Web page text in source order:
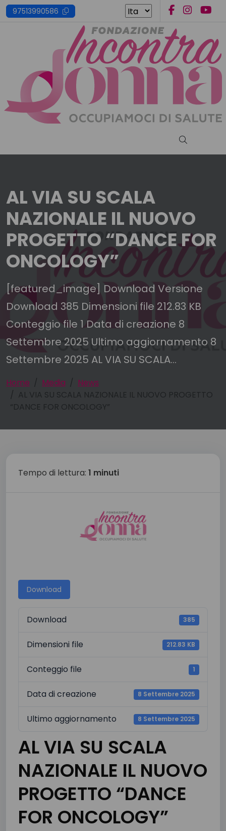
Skip
to
97513990586
Cerca nel
AL VIA SU SCALA
NAZIONALE IL NUOVO
PROGETTO “DANCE FOR
ONCOLOGY”
[featured_image] Download Versione
Download 385 Dimensioni file 212.83 KB
Conteggio file 1 Data di creazione 8
Settembre 2025 Ultimo aggiornamento 8
Settembre 2025 AL VIA SU SCALA...
Home Media
News
AL VIA SU SCALA NAZIONALE IL NUOVO PROGETTO
“DANCE FOR ONCOLOGY”
Tempo di lettura: 1 minuti
Download
Download 385
Dimensioni file 212.83 KB
Conteggio file 1
Data di creazione 8 Settembre 2025
Ultimo aggiornamento 8 Settembre 2025
AL VIA SU SCALA
NAZIONALE IL NUOVO
PROGETTO “DANCE
FOR ONCOLOGY”